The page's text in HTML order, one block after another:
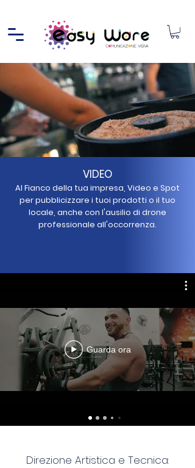
VIDEO
Al Fianco della tua impresa, Video e Spot
per pubblicizzare i tuoi prodotti o il tuo
locale, anche con l'ausilio di drone
professionale all'occorrenza.
Guarda ora
Direzione Artistica e Tecnica: